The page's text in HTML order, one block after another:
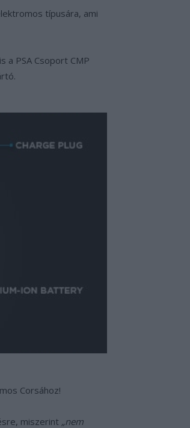
típusára, ami
a PSA Csoport CMP
Corsához!
miszerint „nem